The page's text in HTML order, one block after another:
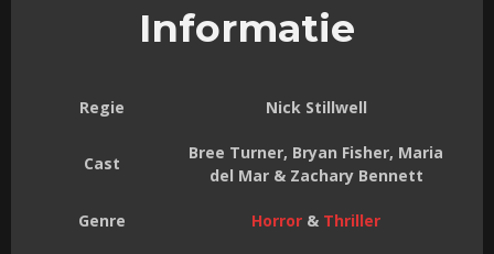
Informatie
Regie Nick Stillwell
Cast
Bree Turner, Bryan Fisher, Maria
del Mar & Zachary Bennett
Genre Horror & Thriller